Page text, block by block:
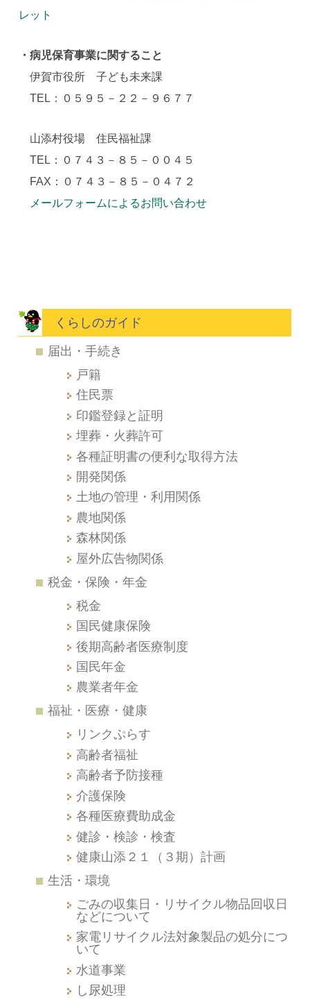
レット
・病児保育事業に関すること
伊賀市役所 子ども未来課
TEL：０５９５－２２－９６７７
山添村役場 住民福祉課
TEL：０７４３－８５－００４５
FAX：０７４３－８５－０４７２
メールフォームによるお問い合わせ
くらしのガイド
届出・手続き
戸籍
住民票
印鑑登録と証明
埋葬・火葬許可
各種証明書の便利な取得方法
開発関係
土地の管理・利用関係
農地関係
森林関係
屋外広告物関係
税金・保険・年金
税金
国民健康保険
後期高齢者医療制度
国民年金
農業者年金
福祉・医療・健康
リンクぷらす
高齢者福祉
高齢者予防接種
介護保険
各種医療費助成金
健診・検診・検査
健康山添２１（３期）計画
生活・環境
ごみの収集日・リサイクル物品回収日
などについて
家電リサイクル法対象製品の処分につ
いて
水道事業
し尿処理